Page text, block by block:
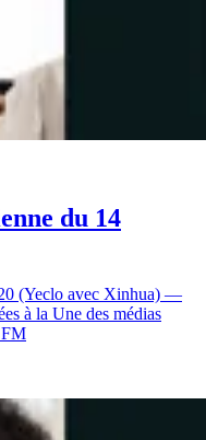
du 14
(Yeclo avec Xinhua) —
à la Une des médias